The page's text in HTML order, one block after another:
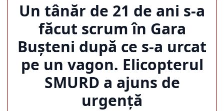
Un tânăr de 21 de ani s-a
făcut scrum în Gara
Bușteni după ce s-a urcat
pe un vagon. Elicopterul
SMURD a ajuns de
urgență